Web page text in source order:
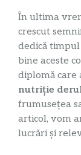
În ultima
crescut
dedică
bine aceste
diplomă care
nutriție
frumusețea
articol, vom
lucrări și